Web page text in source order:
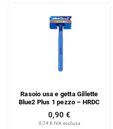
Rasoio usa e getta Gillette
Blue2 Plus 1 pezzo – HRDC
0,74 € IVA esclusa
0,90 €